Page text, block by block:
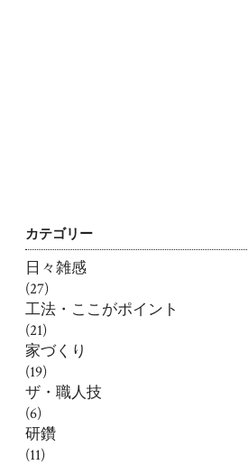
カテゴリー
日々雑感
(27)
工法・ここがポイント
(21)
家づくり
(19)
ザ・職人技
(6)
研鑽
(11)